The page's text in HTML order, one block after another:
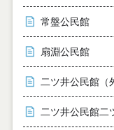
常盤公民館
扇淵公民館
二ツ井公民館（
二ツ井公民館二